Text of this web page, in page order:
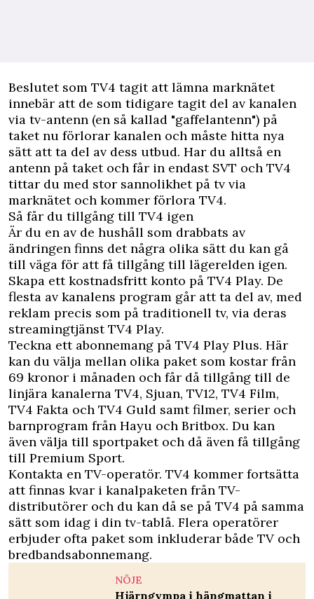
Beslutet som TV4 tagit att lämna marknätet
innebär att de som tidigare tagit del av kanalen
via tv-antenn (en så kallad "gaffelantenn") på
taket nu förlorar kanalen och måste hitta nya
sätt att ta del av dess utbud. Har du alltså en
antenn på taket och får in endast SVT och TV4
tittar du med stor sannolikhet på tv via
marknätet och kommer förlora TV4.
Så får du tillgång till TV4 igen
Är du en av de hushåll som drabbats av
ändringen finns det några olika sätt du kan gå
till väga för att få tillgång till lägerelden igen.
Skapa ett kostnadsfritt konto på TV4 Play. De
flesta av kanalens program går att ta del av, med
reklam precis som på traditionell tv, via deras
streamingtjänst TV4 Play.
Teckna ett abonnemang på TV4 Play Plus. Här
kan du välja mellan olika paket som kostar från
69 kronor i månaden och får då tillgång till de
linjära kanalerna TV4, Sjuan, TV12, TV4 Film,
TV4 Fakta och TV4 Guld samt filmer, serier och
barnprogram från Hayu och Britbox. Du kan
även välja till sportpaket och då även få tillgång
till Premium Sport.
Kontakta en TV-operatör. TV4 kommer fortsätta
att finnas kvar i kanalpaketen från TV-
distributörer och du kan då se på TV4 på samma
sätt som idag i din tv-tablå. Flera operatörer
erbjuder ofta paket som inkluderar både TV och
bredbandsabonnemang.
NÖJE
Hjärngympa i hängmattan i